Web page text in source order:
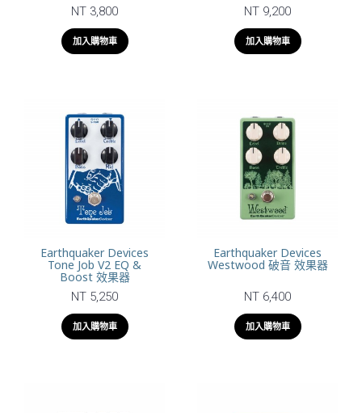
NT 3,800
加入購物車
NT 9,200
加入購物車
Earthquaker Devices
Tone Job V2 EQ &
Boost 效果器
NT 5,250
加入購物車
Earthquaker Devices
Westwood 破音 效果器
NT 6,400
加入購物車